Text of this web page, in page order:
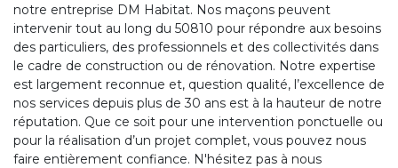
notre entreprise DM Habitat. Nos maçons peuvent
intervenir tout au long du 50810 pour répondre aux besoins
des particuliers, des professionnels et des collectivités dans
le cadre de construction ou de rénovation. Notre expertise
est largement reconnue et, question qualité, l’excellence de
nos services depuis plus de 30 ans est à la hauteur de notre
réputation. Que ce soit pour une intervention ponctuelle ou
pour la réalisation d’un projet complet, vous pouvez nous
faire entièrement confiance. N'hésitez pas à nous